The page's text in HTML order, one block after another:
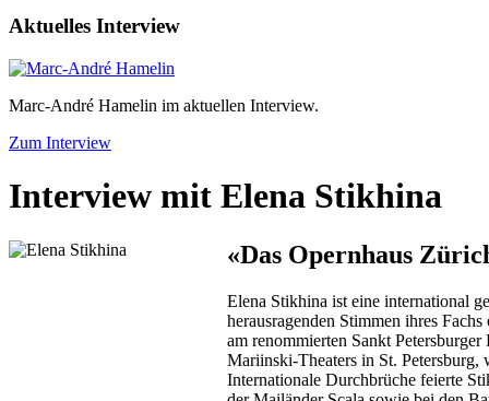
Aktuelles Interview
Marc-André Hamelin im aktuellen Interview.
Zum Interview
Interview mit Elena Stikhina
«Das Opernhaus
Elena Stikhina ist eine international
herausragenden Stimmen ihres
am renommierten Sankt
Mariinski-Theaters in St. Petersburg,
Internationale Durchbrüche feierte